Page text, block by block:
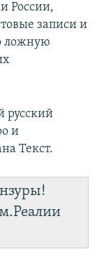
России,
записи и
ложную
русский
и
Текст.